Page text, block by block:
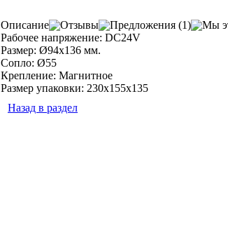
Описание Отзывы Предложения (1)
Мы
Рабочее напряжение: DC24V
Размер: Ø94x136 мм.
Сопло: Ø55
Крепление: Магнитное
Размер упаковки: 230x155x135
Назад в раздел